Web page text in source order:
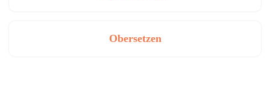
Obersetzen